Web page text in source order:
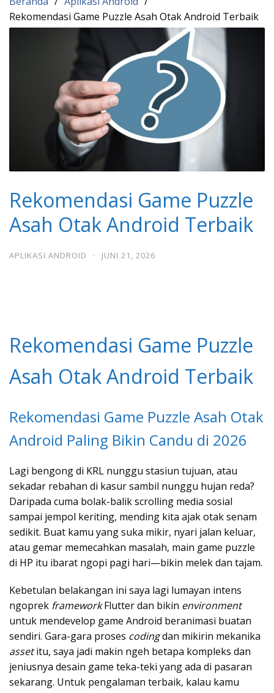
Rekomendasi Game Puzzle Asah Otak Android Terbaik
Rekomendasi Game Puzzle
Asah Otak Android Terbaik
APLIKASI ANDROID · JUNI 21, 2026
Rekomendasi Game Puzzle
Asah Otak Android Terbaik
Rekomendasi Game Puzzle Asah Otak
Android Paling Bikin Candu di 2026
Lagi bengong di KRL nunggu stasiun tujuan, atau
sekadar rebahan di kasur sambil nunggu hujan reda?
Daripada cuma bolak-balik scrolling media sosial
sampai jempol keriting, mending kita ajak otak senam
sedikit. Buat kamu yang suka mikir, nyari jalan keluar,
atau gemar memecahkan masalah, main game puzzle
di HP itu ibarat ngopi pagi hari—bikin melek dan tajam.
Kebetulan belakangan ini saya lagi lumayan intens
ngoprek frameworkFlutter dan bikin environment
untuk mendevelop game Android beranimasi buatan
sendiri. Gara-gara proses codingdan mikirin mekanika
assetitu, saya jadi makin ngeh betapa kompleks dan
jeniusnya desain game teka-teki yang ada di pasaran
sekarang. Untuk pengalaman terbaik, kalau kamu